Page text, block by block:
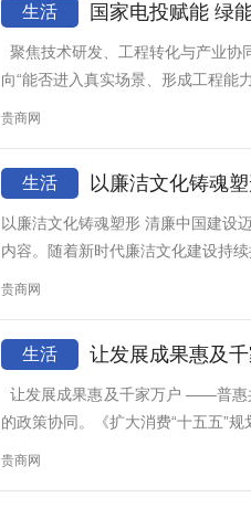
生活 国家电投赋能 绿
向“能否进入真实场景、形成工程能
贵商网
生活 以廉洁文化铸魂
以廉洁文化铸魂塑形 清廉中国建设迈向纵深发展新阶段 清风扬正气,廉韵润人心。新时代背景下,廉
内容。随着新时代廉洁文化建设持
贵商网
生活 让发展成果惠及
的政策协同。《扩大消费“十五五”
贵商网